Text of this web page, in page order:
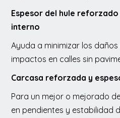
Espesor del hule
interno
Ayuda a minimizar los
impactos en calles sin
Carcasa reforzada y
Para un mejor o mejorado
en pendientes y estabilidad